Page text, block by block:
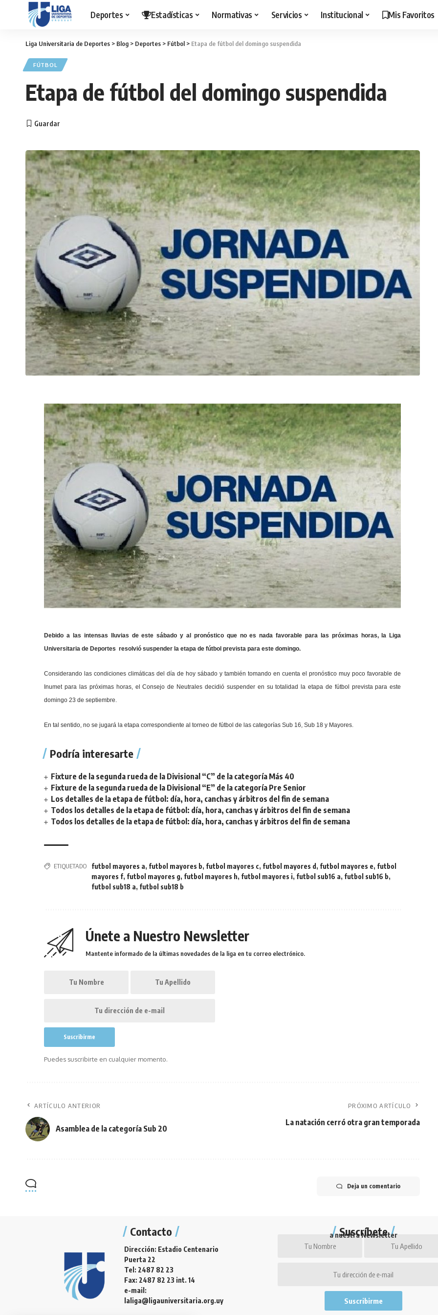
Deportes Estadísticas Normativas Servicios Institucional Mis Favoritos
Liga Universitaria de Deportes > Blog > Deportes > Fútbol > Etapa de fútbol del domingo suspendida
FÚTBOL
Etapa de fútbol del domingo suspendida
Debido a las intensas lluvias de este sábado y al pronóstico que no es nada favorable para las próximas horas, la Liga
Universitaria de Deportes resolvió suspender la etapa de fútbol prevista para este domingo.
Considerando las condiciones climáticas del día de hoy sábado y también tomando en cuenta el pronóstico muy poco favorable de
Inumet para las próximas horas, el Consejo de Neutrales decidió suspender en su totalidad la etapa de fútbol prevista para este
domingo 23 de septiembre.
En tal sentido, no se jugará la etapa correspondiente al torneo de fútbol de las categorías Sub 16, Sub 18 y Mayores.
Podría interesarte
Fixture de la segunda rueda de la Divisional “C” de la categoría Más 40
Fixture de la segunda rueda de la Divisional “E” de la categoría Pre Senior
Los detalles de la etapa de fútbol: día, hora, canchas y árbitros del fin de semana
Todos los detalles de la etapa de fútbol: día, hora, canchas y árbitros del fin de semana
Todos los detalles de la etapa de fútbol: día, hora, canchas y árbitros del fin de semana
ETIQUETADO futbol mayores a, futbol mayores b, futbol mayores c, futbol mayores d , futbol mayores e, futbol
mayores f, futbol mayores g, futbol mayores h, futbol mayores i, futbol sub16 a, futbol sub16 b,
futbol sub18 a, futbol sub18 b
Únete a Nuestro Newsletter
Mantente informado de la últimas novedades de la liga en tu correo electrónico.
Puedes suscribirte en cualquier momento.
ARTÍCULO ANTERIOR
Asamblea de la categoría Sub 20
PRÓXIMO ARTÍCULO
La natación cerró otra gran temporada
Deja un comentario
Contacto
Dirección: Estadio Centenario
Puerta 22
Tel: 2487 82 23
Fax: 2487 82 23 int. 14
e-mail:
laliga@ligauniversitaria.org.uy
Suscríbete
a nuestra Newsletter